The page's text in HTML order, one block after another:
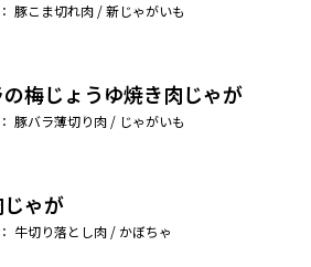
豚こま切れ肉 / 新じゃがいも
梅じょうゆ焼き肉じゃが
豚バラ薄切り肉 / じゃがいも
ゃが
牛切り落とし肉 / かぼちゃ